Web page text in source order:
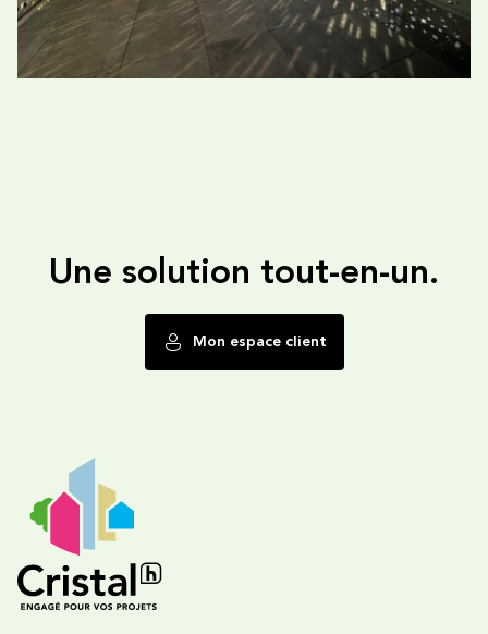
Une solution tout-en-un.
Mon espace client